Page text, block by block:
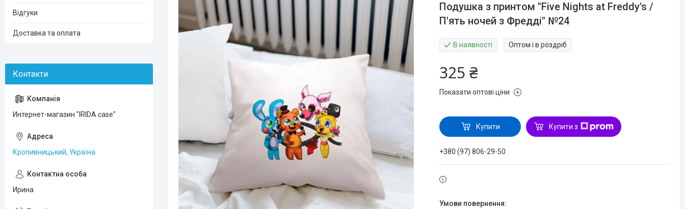
Подушка з принтом "Five Nights at Freddy's /
П'ять ночей з Фредді" №24
В наявності Оптом і в роздріб
325 ₴
Показати оптові ціни
Купити Купити з
+380 (97) 806-29-50
Відгуки
Доставка та оплата
Интернет-магазин "IRIDA case"
Кропивницький, Україна
Ирина